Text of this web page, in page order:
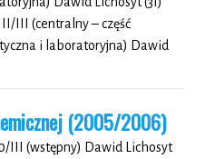
III (centralny – część
i laboratoryjna) Dawid
(2005/2006)
III (wstępny) Dawid Lichosyt